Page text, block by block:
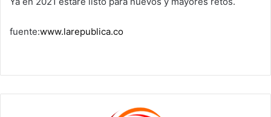
fuente:www.larepublica.co